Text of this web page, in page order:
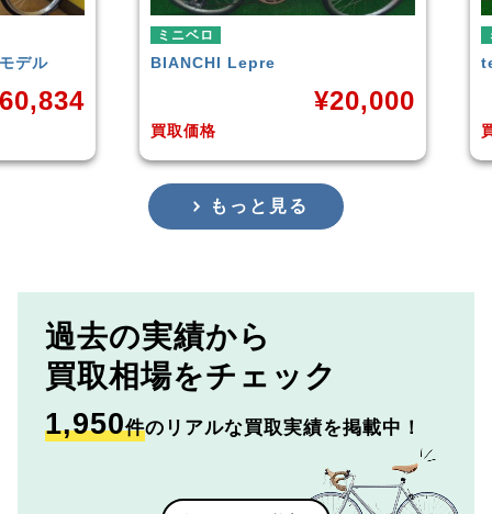
ミニベロ
ternSURGE 2021年モデル
買取価格
¥33,249
もっと見る
過去の実績から
買取相場をチェック
1,950件のリアルな買取実績を掲載中！